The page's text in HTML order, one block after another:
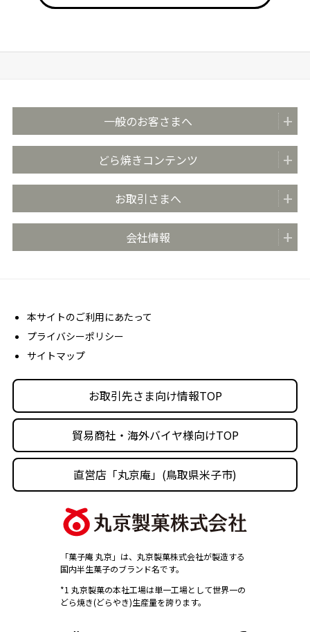
一般のお客さまへ
おいしさのこだわり
安心・安全の取り組み
どら焼きコンテンツ
どらやきのまち米子お取引さまへ
お取引先さま向け情報TOP
会社情報
経営理念
沿革
丸京の事業体
人材育成・社会活動
本サイトのご利用にあたって
プライバシーポリシー
サイトマップ
お取引先さま向け情報TOP
貿易商社・海外バイヤ様向けTOP
直営店「丸京庵」(鳥取県米子市)
「菓子庵 丸京」は、丸京製菓株式会社が製造する
国内半生菓子のブランド名です。
*1 丸京製菓の本社工場は単一工場として世界一の
どら焼き(どらやき)生産量を誇ります。